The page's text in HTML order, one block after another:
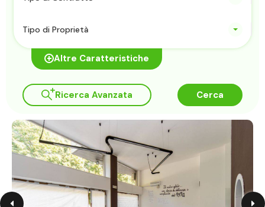
Tipo di Proprietà
Altre Caratteristiche
Ricerca Avanzata Cerca